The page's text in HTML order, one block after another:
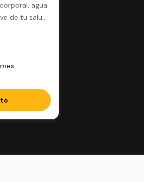
agua
de tu salud